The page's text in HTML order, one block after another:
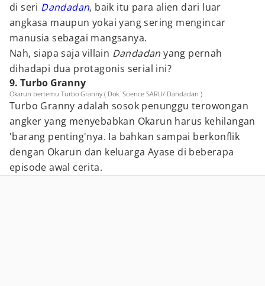
di seri Dandadan, baik itu para alien dari luar
angkasa maupun yokai yang sering mengincar
manusia sebagai mangsanya.
Nah, siapa saja villain Dandadanyang pernah
dihadapi dua protagonis serial ini?
9. Turbo Granny
Okarun bertemu Turbo Granny ( Dok. Science SARU/ Dandadan )
Turbo Granny adalah sosok penunggu terowongan
angker yang menyebabkan Okarun harus kehilangan
'barang penting'nya. Ia bahkan sampai berkonflik
dengan Okarun dan keluarga Ayase di beberapa
episode awal cerita.